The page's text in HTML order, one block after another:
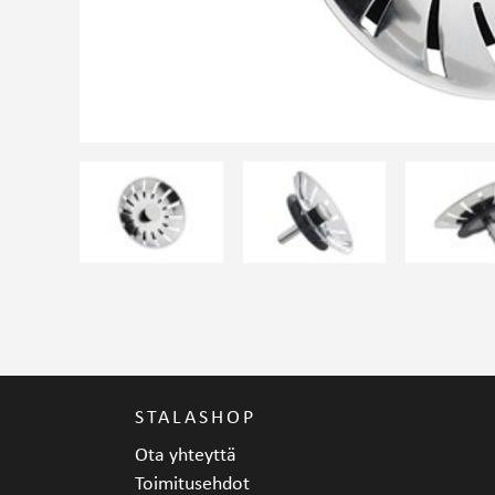
STALASHOP
Ota yhteyttä
Toimitusehdot